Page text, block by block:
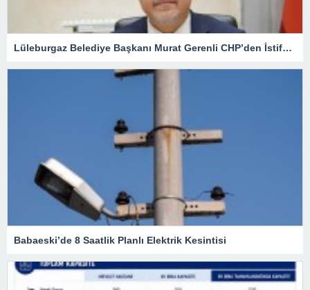
Lüleburgaz Belediye Başkanı Murat Gerenli CHP’den İstifa Etti
Babaeski’de 8 Saatlik Planlı Elektrik Kesintisi